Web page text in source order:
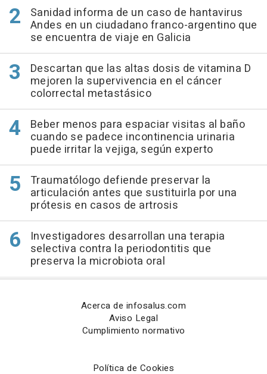
Sanidad informa de un caso de hantavirus
Andes en un ciudadano franco-argentino que
se encuentra de viaje en Galicia
Descartan que las altas dosis de vitamina D
mejoren la supervivencia en el cáncer
colorrectal metastásico
Beber menos para espaciar visitas al baño
cuando se padece incontinencia urinaria
puede irritar la vejiga, según experto
Traumatólogo defiende preservar la
articulación antes que sustituirla por una
prótesis en casos de artrosis
Investigadores desarrollan una terapia
selectiva contra la periodontitis que
preserva la microbiota oral
Acerca de infosalus.com
Aviso Legal
Cumplimiento normativo
Política de Cookies